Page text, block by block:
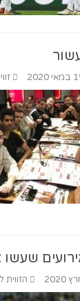
2020
הזווית